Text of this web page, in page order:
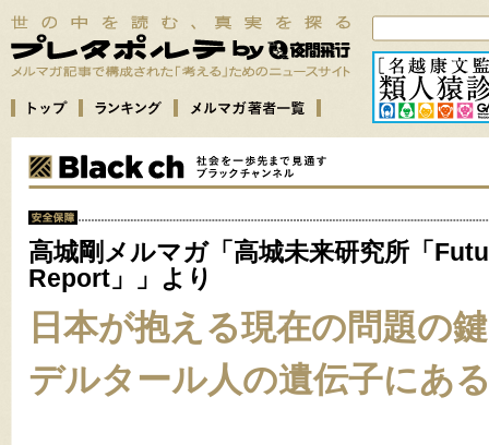
高城剛メルマガ「高城未来研究所「
Report」」より
日本が抱える現在の問題の
デルタール人の遺伝子にあ